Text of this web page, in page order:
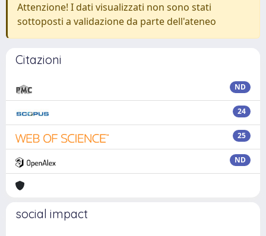
Attenzione! I dati visualizzati non sono stati
sottoposti a validazione da parte dell'ateneo
Citazioni
ND
24
25
ND
social impact